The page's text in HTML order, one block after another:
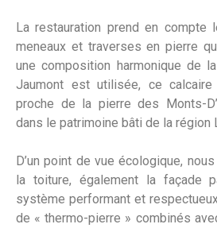
La restauration prend en compte
meneaux et traverses en pierre
une composition harmonique de
Jaumont est utilisée, ce
proche de la pierre des Monts-
dans le patrimoine bâti de la région
D’un point de vue écologique,
la toiture, également la façade
système performant et
de « thermo-pierre » combinés